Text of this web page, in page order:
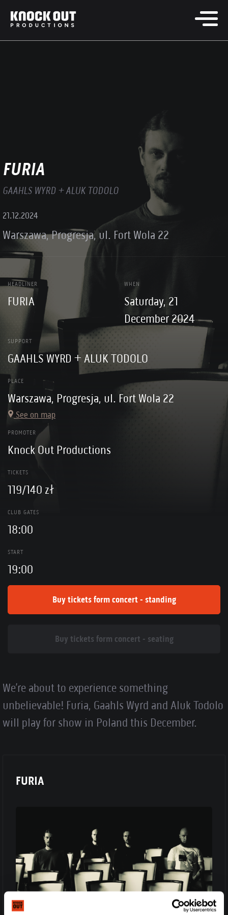
FURIA
GAAHLS WYRD + ALUK TODOLO
21.12.2024
Warszawa, Progresja, ul. Fort Wola 22
HEADLINER
FURIA
WHEN
Saturday, 21
December 2024
SUPPORT
GAAHLS WYRD + ALUK TODOLO
PLACE
Warszawa, Progresja, ul. Fort Wola 22
See on map
PROMOTER
Knock Out Productions
TICKETS
119/140 zł
CLUB GATES
18:00
START
19:00
Buy tickets form concert - standing
Buy tickets form concert - seating
We’re about to experience something
unbelievable! Furia, Gaahls Wyrd and Aluk Todolo
will play for show in Poland this December.
FURIA